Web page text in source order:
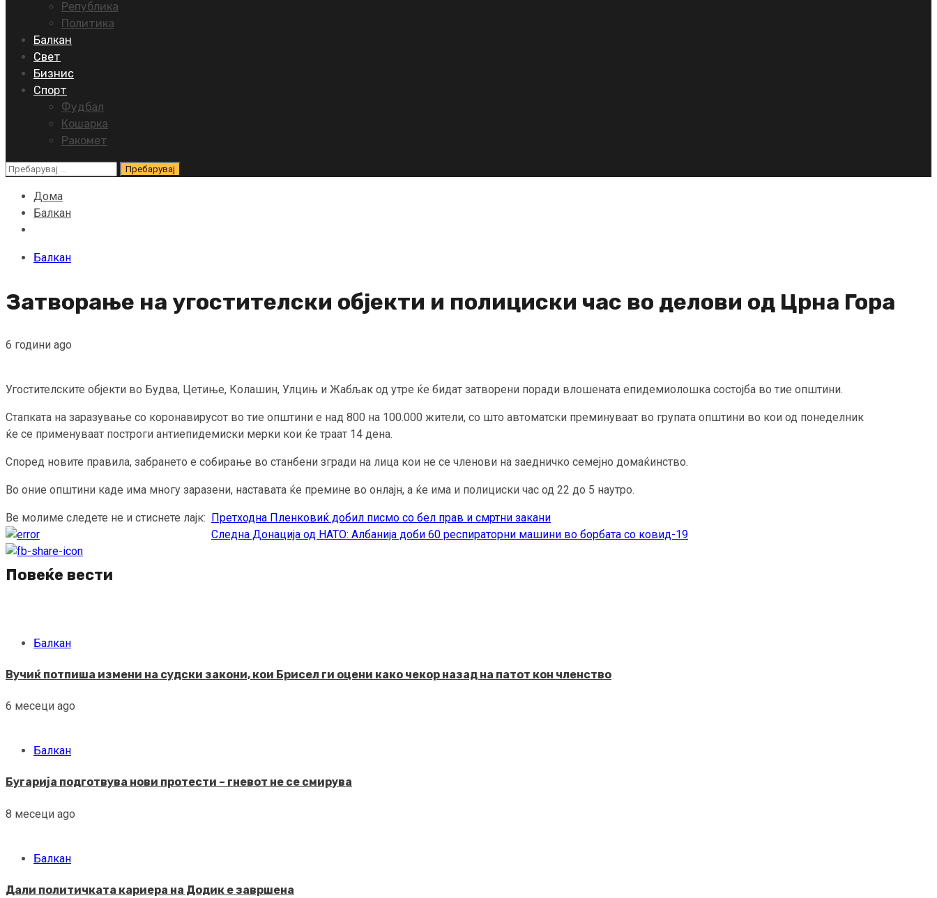
Република
Политика
Балкан
Свет
Бизнис
Спорт
Фудбал
Кошарка
Ракомет
Пребарувај
Дома
Балкан
Балкан
Затворање на угостителски објекти и полициски час во делови од Црна Гора
6 години ago
Угостителските објекти во Будва, Цетиње, Колашин, Улцињ и Жабљак од утре ќе бидат затворени поради влошената епидемиолошка состојба во тие општини.
Стапката на заразување со коронавирусот во тие општини е над 800 на 100.000 жители, со што автоматски преминуваат во групата општини во кои од понеделник
ќе се применуваат построги антиепидемиски мерки кои ќе траат 14 дена.
Според новите правила, забрането е собирање во станбени згради на лица кои не се членови на заедничко семејно домаќинство.
Во оние општини каде има многу заразени, наставата ќе премине во онлајн, а ќе има и полициски час од 22 до 5 наутро.
Ве молиме следете не и стиснете лајк:
Continue
Reading
Претходна Пленковиќ добил писмо со бел прав и смртни закани
Следна Донација од НАТО: Албанија доби 60 респираторни машини во борбата со ковид-19
Повеќе вести
Балкан
Вучиќ потпиша измени на судски закони, кои Брисел ги оцени како чекор назад на патот кон членство
6 месеци ago
Балкан
Бугарија подготвува нови протести – гневот не се смирува
8 месеци ago
Балкан
Дали политичката кариера на Додик е завршена